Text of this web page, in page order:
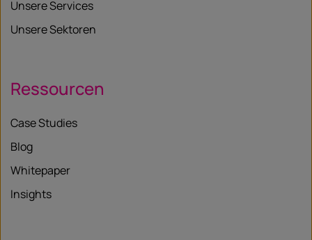
Unsere Services
Unsere Sektoren
Ressourcen
Case Studies
Blog
Whitepaper
Insights